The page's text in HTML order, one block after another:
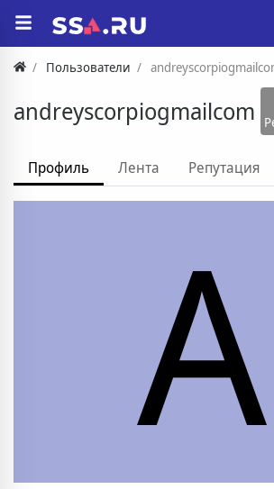
Пользователи
andreyscorpiogmailcom
Профиль Лента Репутация
A